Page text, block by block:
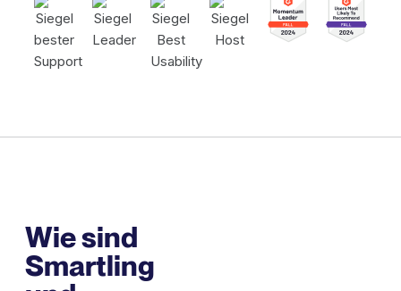
Wie sind
Smartling